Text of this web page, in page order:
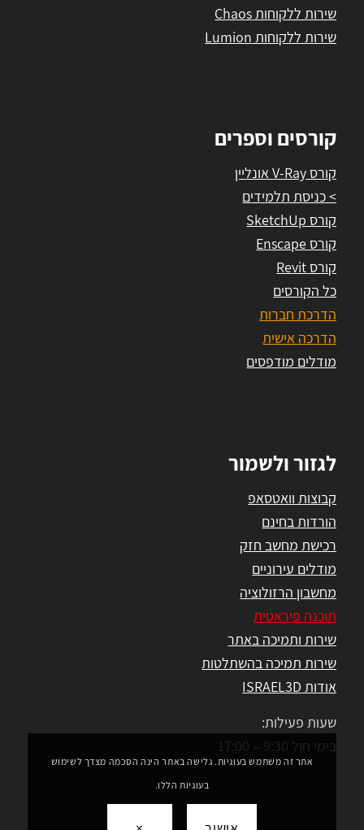
שירות ללקוחות Chaos
שירות ללקוחות Lumion
קורסים וספרים
קורס V-Ray אונליין
> כניסת תלמידים
קורס SketchUp
קורס Enscape
קורס Revit
כל הקורסים
הדרכת חברות
הדרכה אישית
מודלים מודפסים
לגזור ולשמור
קבוצות וואטסאפ
הורדות בחינם
רכישת מחשב חזק
מודלים עירוניים
מחשבון הרזולוציה
תוכנה פיראטית
שירות ותמיכה באתר
שירות תמיכה בהשתלטות
אודות ISRAEL3D
שעות פעילות:
בימי חול 9:30 – 17:00
אתר זה משתמש בעוגיות. גלישה באתר הינה הסכמה מצדך לשימוש
בעוגיות הללו.